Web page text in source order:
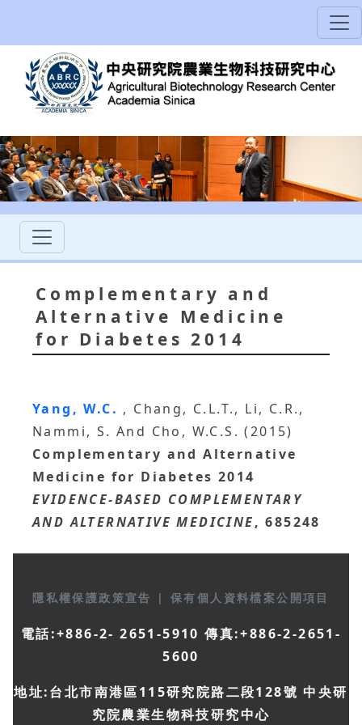
Complementary and
Alternative Medicine
for Diabetes 2014
Yang, W.C. , Chang, C.L.T., Li, C.R.,
Nammi, S. And Cho, W.C.S. (2015)
Complementary and Alternative
Medicine for Diabetes 2014
EVIDENCE-BASED COMPLEMENTARY
AND ALTERNATIVE MEDICINE, 685248
隱私權保護政策宣告 | 保有個人資料檔案公開項目
電話:+886-2- 2651-5910 傳真:+886-2-2651-
5600
地址:台北市南港區115研究院路二段128號 中央研
究院農業生物科技研究中心